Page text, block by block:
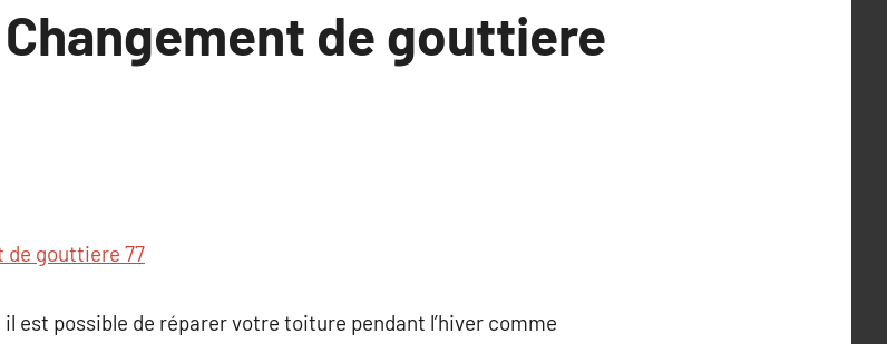
de gouttiere
de gouttiere 77
est possible de réparer votre toiture pendant l’hiver comme